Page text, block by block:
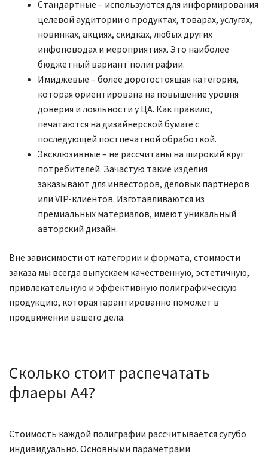
Стандартные – используются для информирования
целевой аудитории о продуктах, товарах, услугах,
новинках, акциях, скидках, любых других
инфоповодах и мероприятиях. Это наиболее
бюджетный вариант полиграфии.
Имиджевые – более дорогостоящая категория,
которая ориентирована на повышение уровня
доверия и лояльности у ЦА. Как правило,
печатаются на дизайнерской бумаге с
последующей постпечатной обработкой.
Эксклюзивные – не рассчитаны на широкий круг
потребителей. Зачастую такие изделия
заказывают для инвесторов, деловых партнеров
или VIP-клиентов. Изготавливаются из
премиальных материалов, имеют уникальный
авторский дизайн.
Вне зависимости от категории и формата, стоимости
заказа мы всегда выпускаем качественную, эстетичную,
привлекательную и эффективную полиграфическую
продукцию, которая гарантированно поможет в
продвижении вашего дела.
Сколько стоит распечатать
флаеры А4?
Стоимость каждой полиграфии рассчитывается сугубо
индивидуально. Основными параметрами